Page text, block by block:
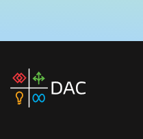
DAC
home